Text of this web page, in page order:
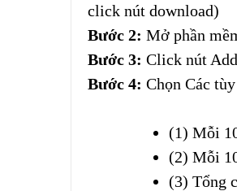
click nút download)
Bước 2: Mở phần
Bước 3: Click nút
Bước 4: Chọn Các
(1) Mỗi
(2) Mỗi
(3) Tổng